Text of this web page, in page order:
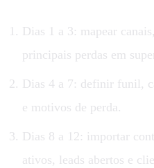
Dias 1 a 3: mapear
principais perdas em
Dias 4 a 7: definir funil,
e motivos de perda.
Dias 8 a 12: importar
ativos, leads abertos e